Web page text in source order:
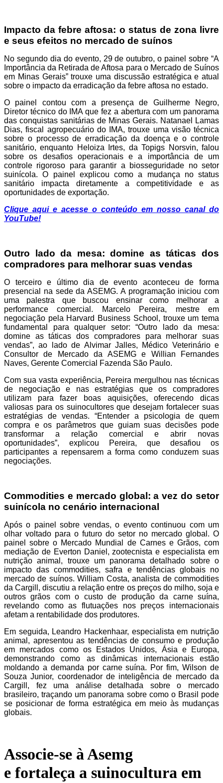
Impacto da febre aftosa: o status de zona livre
e seus efeitos no mercado de suínos
No segundo dia do evento, 29 de outubro, o painel sobre “A
Importância da Retirada de Aftosa para o Mercado de Suínos
em Minas Gerais” trouxe uma discussão estratégica e atual
sobre o impacto da erradicação da febre aftosa no estado.
O painel contou com a presença de Guilherme Negro,
Diretor técnico do IMA que fez a abertura com um panorama
das conquistas sanitárias de Minas Gerais. Natanael Lamas
Dias, fiscal agropecuário do IMA, trouxe uma visão técnica
sobre o processo de erradicação da doença e o controle
sanitário, enquanto Heloiza Irtes, da Topigs Norsvin, falou
sobre os desafios operacionais e a importância de um
controle rigoroso para garantir a biosseguridade no setor
suinícola. O painel explicou como a mudança no status
sanitário impacta diretamente a competitividade e as
oportunidades de exportação.
Clique aqui e acesse o conteúdo em nosso canal do
YouTube!
Outro lado da mesa: domine as táticas dos
compradores para melhorar suas vendas
O terceiro e último dia de evento aconteceu de forma
presencial na sede da ASEMG. A programação iniciou com
uma palestra que buscou ensinar como melhorar a
performance comercial. Marcelo Pereira, mestre em
negociação pela Harvard Business School, trouxe um tema
fundamental para qualquer setor: “Outro lado da mesa:
domine as táticas dos compradores para melhorar suas
vendas”, ao lado de Alvimar Jalles, Médico Veterinário e
Consultor de Mercado da ASEMG e Willian Fernandes
Naves, Gerente Comercial Fazenda São Paulo.
Com sua vasta experiência, Pereira mergulhou nas técnicas
de negociação e nas estratégias que os compradores
utilizam para fazer boas aquisições, oferecendo dicas
valiosas para os suinocultores que desejam fortalecer suas
estratégias de vendas. “Entender a psicologia de quem
compra e os parâmetros que guiam suas decisões pode
transformar a relação comercial e abrir novas
oportunidades”, explicou Pereira, que desafiou os
participantes a repensarem a forma como conduzem suas
negociações.
Commodities e mercado global: a vez do setor
suinícola no cenário internacional
Após o painel sobre vendas, o evento continuou com um
olhar voltado para o futuro do setor no mercado global. O
painel sobre o Mercado Mundial de Carnes e Grãos, com
mediação de Everton Daniel, zootecnista e especialista em
nutrição animal, trouxe um panorama detalhado sobre o
impacto das commodities, safra e tendências globais no
mercado de suínos. William Costa, analista de commodities
da Cargill, discutiu a relação entre os preços do milho, soja e
outros grãos com o custo de produção da carne suína,
revelando como as flutuações nos preços internacionais
afetam a rentabilidade dos produtores.
Em seguida, Leandro Hackenhaar, especialista em nutrição
animal, apresentou as tendências de consumo e produção
em mercados como os Estados Unidos, Ásia e Europa,
demonstrando como as dinâmicas internacionais estão
moldando a demanda por carne suína. Por fim, Wilson de
Souza Junior, coordenador de inteligência de mercado da
Cargill, fez uma análise detalhada sobre o mercado
brasileiro, traçando um panorama sobre como o Brasil pode
se posicionar de forma estratégica em meio às mudanças
globais.
Associe-se à Asemg
e fortaleça a suinocultura em